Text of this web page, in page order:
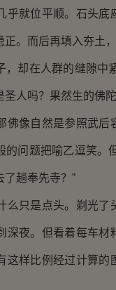
乎就位平顺。石头
。而后再填入夯土，
，却在人群的缝隙中
人吗？果然生的佛
佛像自然是参照武
的问题把喻乙逗笑。
了趟奉先寺？”
么只是点头。剃光
深夜。但看着每车
这样比例经过计算